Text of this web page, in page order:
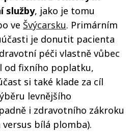
služby, jako je tomu
ve Švýcarsku. Primárním
je donutit pacienta
péči vlastně vůbec
od fixního poplatku,
si také klade za cíl
levnějšího
i zdravotního zákroku
bílá plomba).